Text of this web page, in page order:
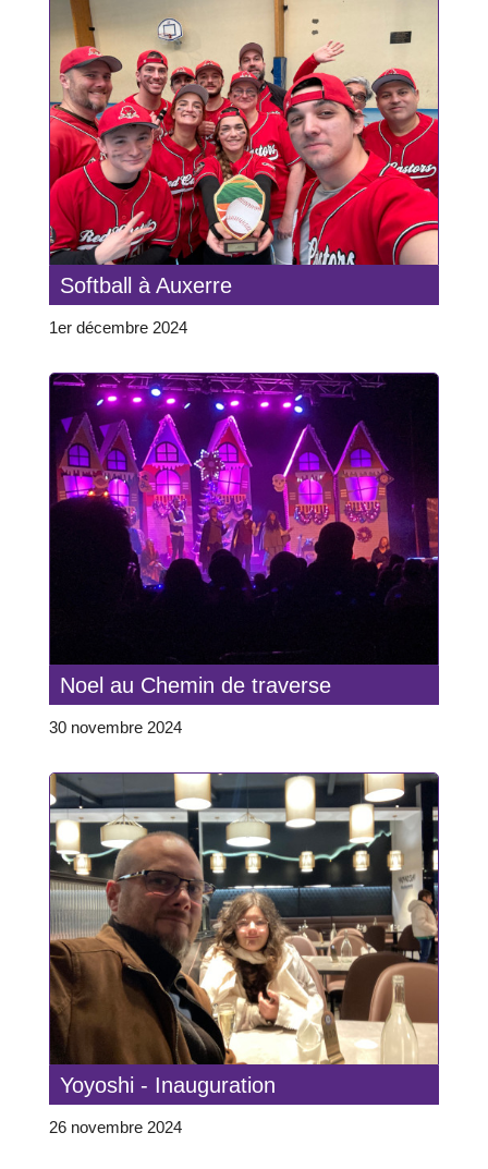
Softball à Auxerre
1er décembre 2024
Noel au Chemin de traverse
30 novembre 2024
Yoyoshi - Inauguration
26 novembre 2024